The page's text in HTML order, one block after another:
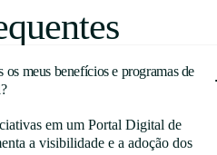
meus benefícios e programas de
em um Portal Digital de
a visibilidade e a adoção dos